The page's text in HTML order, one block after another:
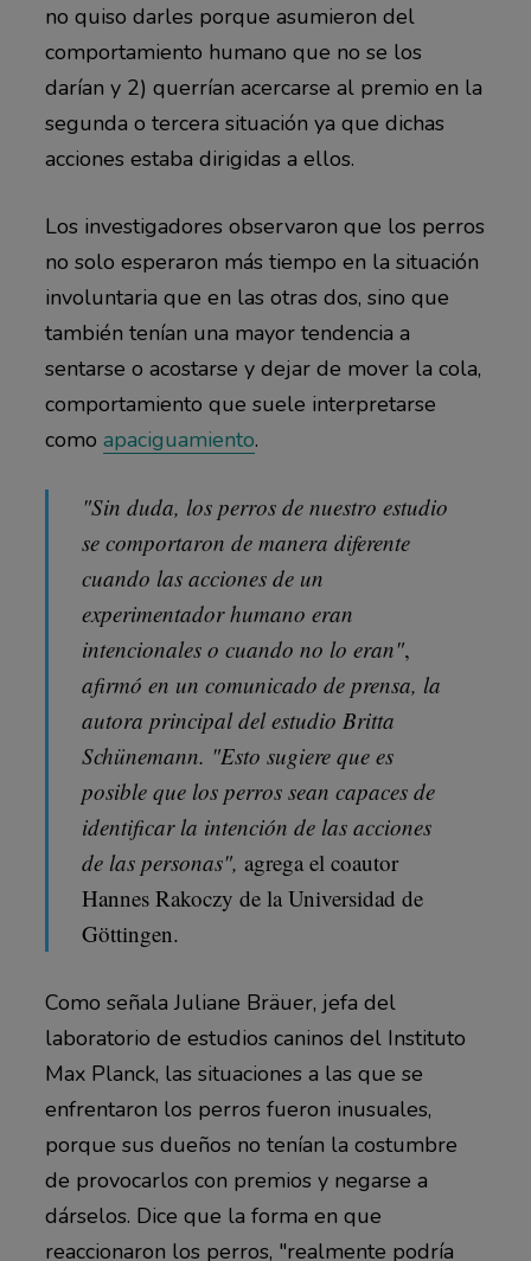
no quiso darles porque asumieron del
comportamiento humano que no se los
darían y 2) querrían acercarse al premio en la
segunda o tercera situación ya que dichas
acciones estaba dirigidas a ellos.
Los investigadores observaron que los perros
no solo esperaron más tiempo en la situación
involuntaria que en las otras dos, sino que
también tenían una mayor tendencia a
sentarse o acostarse y dejar de mover la cola,
comportamiento que suele interpretarse
como apaciguamiento.
"Sin duda, los perros de nuestro estudio
se comportaron de manera diferente
cuando las acciones de un
experimentador humano eran
intencionales o cuando no lo eran",
afirmó en un comunicado de prensa, la
autora principal del estudio Britta
Schünemann. "Esto sugiere que es
posible que los perros sean capaces de
identificar la intención de las acciones
de las personas", agrega el coautor
Hannes Rakoczy de la Universidad de
Göttingen.
Como señala Juliane Bräuer, jefa del
laboratorio de estudios caninos del Instituto
Max Planck, las situaciones a las que se
enfrentaron los perros fueron inusuales,
porque sus dueños no tenían la costumbre
de provocarlos con premios y negarse a
dárselos. Dice que la forma en que
reaccionaron los perros, "realmente podría